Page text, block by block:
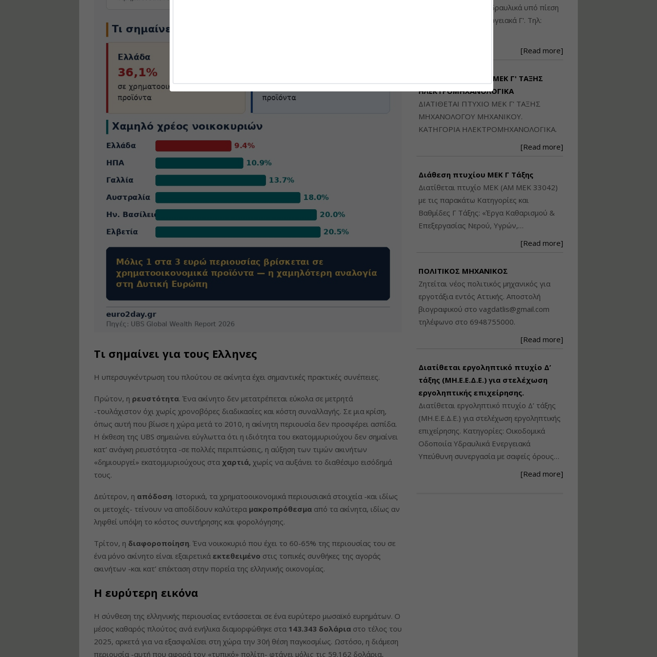
Τι σημαίνει για τους Ελληνες
Η υπερσυγκέντρωση του πλούτου σε ακίνητα έχει σημαντικές πρακτικές συνέπειες.
Πρώτον, η ρευστότητα. Ένα ακίνητο δεν μετατρέπεται εύκολα σε μετρητά
-τουλάχιστον όχι χωρίς χρονοβόρες διαδικασίες και κόστη συναλλαγής. Σε μια κρίση,
όπως αυτή που βίωσε η χώρα μετά το 2010, η ακίνητη περιουσία δεν προσφέρει ασπίδα.
Η έκθεση της UBS σημειώνει εύγλωττα ότι η ιδιότητα του εκατομμυριούχου δεν σημαίνει
κατ’ ανάγκη ρευστότητα -σε πολλές περιπτώσεις, η αύξηση των τιμών ακινήτων
«δημιουργεί» εκατομμυριούχους στα χαρτιά, χωρίς να αυξάνει το διαθέσιμο εισόδημά
τους.
Δεύτερον, η απόδοση. Ιστορικά, τα χρηματοοικονομικά περιουσιακά στοιχεία -και ιδίως
οι μετοχές- τείνουν να αποδίδουν καλύτερα μακροπρόθεσμα από τα ακίνητα, ιδίως αν
ληφθεί υπόψη το κόστος συντήρησης και φορολόγησης.
Τρίτον, η διαφοροποίηση. Ένα νοικοκυριό που έχει το 60-65% της περιουσίας του σε
ένα μόνο ακίνητο είναι εξαιρετικά εκτεθειμένο στις τοπικές συνθήκες της αγοράς
ακινήτων -και κατ’ επέκταση στην πορεία της ελληνικής οικονομίας.
Η ευρύτερη εικόνα
Η σύνθεση της ελληνικής περιουσίας εντάσσεται σε ένα ευρύτερο μωσαϊκό ευρημάτων. Ο
μέσος καθαρός πλούτος ανά ενήλικα διαμορφώθηκε στα 143.343 δολάρια στο τέλος του
2025, αρκετά για να εξασφαλίσει στη χώρα την 30ή θέση παγκοσμίως. Ωστόσο, η διάμεση
περιουσία -αυτή που αφορά τον «τυπικό» πολίτη- φτάνει μόλις τις 59.162 δολάρια,
Μηχανικού: Η/Μ Γ', Υδραυλικά υπό πίεση
Β', Βιομηχανικά - Ενεργειακά Γ'. Τηλ:
[Read more]
ΔΙΑΤΙΘΕΤΑΙ ΠΤΥΧΙΟ ΜΕΚ Γ' ΤΑΞΗΣ
ΗΛΕΚΤΡΟΜΗΧΑΝΟΛΟΓΙΚΑ
ΔΙΑΤΙΘΕΤΑΙ ΠΤΥΧΙΟ ΜΕΚ Γ' ΤΑΞΗΣ
ΜΗΧΑΝΟΛΟΓΟΥ ΜΗΧΑΝΙΚΟΥ.
ΚΑΤΗΓΟΡΙΑ ΗΛΕΚΤΡΟΜΗΧΑΝΟΛΟΓΙΚΑ.
[Read more]
Διάθεση πτυχίου ΜΕΚ Γ Τάξης
Διατίθεται πτυχίο ΜΕΚ (ΑΜ ΜΕΚ 33042)
με τις παρακάτω Κατηγορίες και
Βαθμίδες Γ Τάξης: «Έργα Καθαρισμού &
Επεξεργασίας Νερού, Υγρών,…
[Read more]
ΠΟΛΙΤΙΚΟΣ ΜΗΧΑΝΙΚΟΣ
Ζητείται νέος πολιτικός μηχανικός για
εργοτάξια εντός Αττικής. Αποστολή
βιογραφικού στο vagdatlis@gmail.com
τηλέφωνο στο 6948755000.
[Read more]
Διατίθεται εργοληπτικό πτυχίο Δ’
τάξης (ΜΗ.Ε.Ε.Δ.Ε.) για στελέχωση
εργοληπτικής επιχείρησης.
Διατίθεται εργοληπτικό πτυχίο Δ’ τάξης
(ΜΗ.Ε.Ε.Δ.Ε.) για στελέχωση εργοληπτικής
επιχείρησης. Κατηγορίες: Οικοδομικά
Οδοποιία Υδραυλικά Ενεργειακά
Υπεύθυνη συνεργασία με σαφείς όρους…
[Read more]
Ταυτότητα Κτιρίου/
και Πράξη (2024)
Πολεοδομικού
Σχεδιασμού Εντός
Ορίων Πόλεων και
Οικισμών και Εκτός
Εισηγήτρια:
Τιμή από: €145.00
Διάρκεια: 8 ώρες
τεχνολογίας
φωτισμού LED και
Εισηγητής:Στέφανος Τουλόγλου
Τιμή από: €190.00
Διάρκεια: 12 ώρες
Εκπόνηση Τοπικών και
Εισηγητής:
Τιμή από: €130.00
Διάρκεια: 6 ώρες
Επίβλεψη Δημοσίων
Έργων με τον
Ν.4782/2021